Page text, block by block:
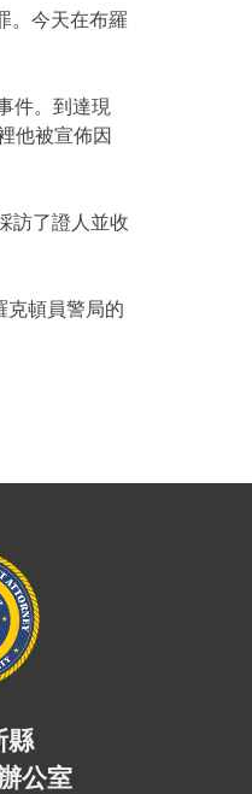
。今天在布羅
件。到達現
他被宣佈因
訪了證人並收
克頓員警局的
縣
公室